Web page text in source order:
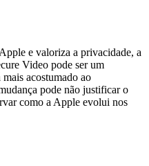
e valoriza a privacidade, a
Video pode ser um
acostumado ao
pode não justificar o
como a Apple evolui nos